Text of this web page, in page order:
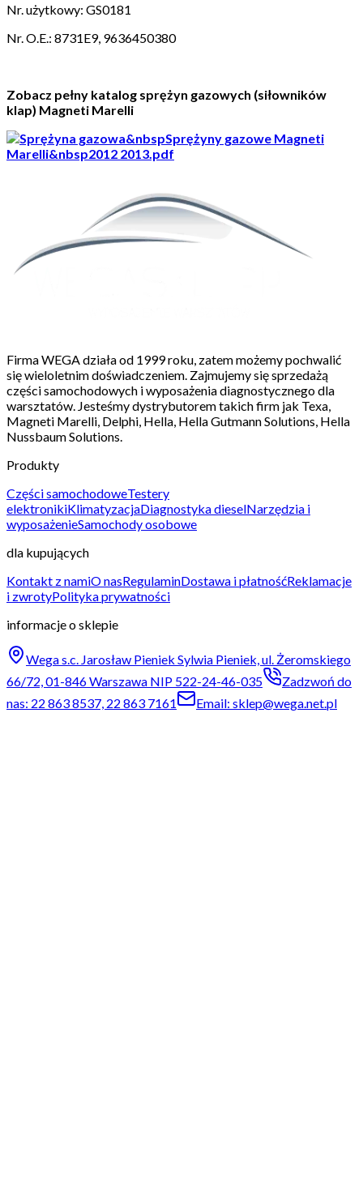
Nr. użytkowy: GS0181
Nr. O.E.: 8731E9, 9636450380
Zobacz pełny katalog sprężyn gazowych (siłowników
klap) Magneti Marelli
&nbspSprężyny gazowe Magneti
Marelli&nbsp2012 2013.pdf
Firma WEGA działa od 1999 roku, zatem możemy pochwalić
się wieloletnim doświadczeniem. Zajmujemy się sprzedażą
części samochodowych i wyposażenia diagnostycznego dla
warsztatów. Jesteśmy dystrybutorem takich firm jak Texa,
Magneti Marelli, Delphi, Hella, Hella Gutmann Solutions, Hella
Nussbaum Solutions.
Produkty
Części samochodoweTestery
elektronikiKlimatyzacjaDiagnostyka dieselNarzędzia i
wyposażenieSamochody osobowe
dla kupujących
Kontakt z namiO nasRegulaminDostawa i płatnośćReklamacje
i zwrotyPolityka prywatności
informacje o sklepie
Wega s.c. Jarosław Pieniek Sylwia Pieniek, ul. Żeromskiego
66/72, 01-846 Warszawa NIP 522-24-46-035
Zadzwoń do
nas: 22 863 8537, 22 863 7161
Email: sklep@wega.net.pl